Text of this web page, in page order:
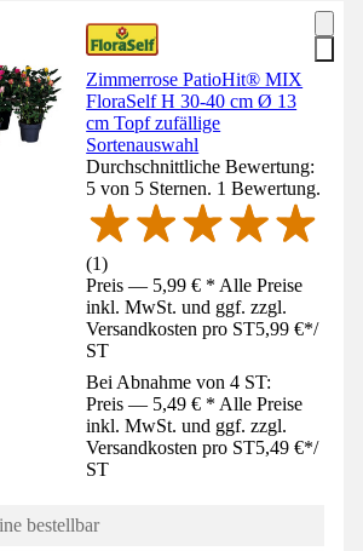
Zimmerrose PatioHit® MIX
FloraSelf H 30-40 cm Ø 13
cm Topf zufällige
Sortenauswahl
Durchschnittliche Bewertung:
5 von 5 Sternen. 1 Bewertung.
(1)
Preis — 5,99 € * Alle Preise
inkl. MwSt. und ggf. zzgl.
Versandkosten pro ST5,99 €*/
ST
Bei Abnahme von 4 ST:
Preis — 5,49 € * Alle Preise
inkl. MwSt. und ggf. zzgl.
Versandkosten pro ST5,49 €*/
ST
bestellbar